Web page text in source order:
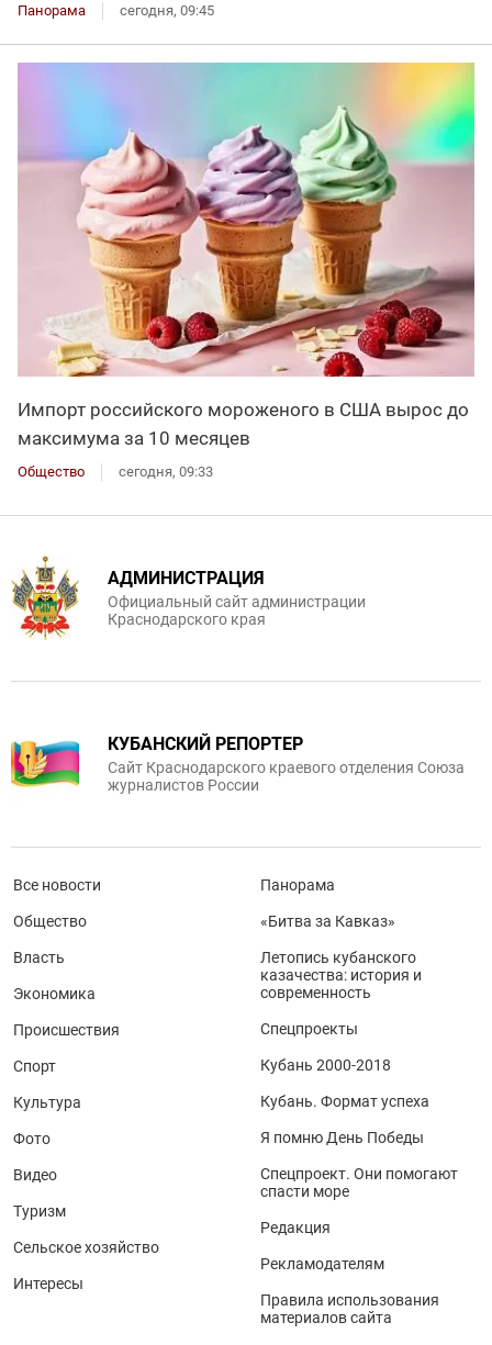
Панорама сегодня, 09:45
Импорт российского мороженого в США вырос до
максимума за 10 месяцев
Общество сегодня, 09:33
АДМИНИСТРАЦИЯ
Официальный сайт администрации
Краснодарского края
КУБАНСКИЙ РЕПОРТЕР
Сайт Краснодарского краевого отделения Союза
журналистов России
Все новости
Общество
Власть
Экономика
Происшествия
Спорт
Культура
Фото
Видео
Туризм
Сельское хозяйство
Интересы
Панорама
«Битва за Кавказ»
Летопись кубанского
казачества: история и
современность
Спецпроекты
Кубань 2000-2018
Кубань. Формат успеха
Я помню День Победы
Спецпроект. Они помогают
спасти море
Редакция
Рекламодателям
Правила использования
материалов сайта